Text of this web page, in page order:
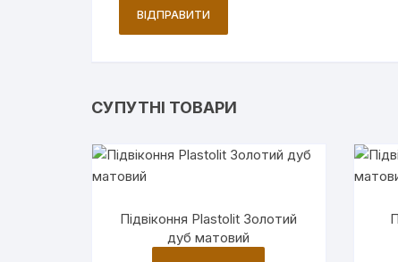
СУПУТНІ ТОВАРИ
Підвіконня Plastolit Золотий
дуб матовий